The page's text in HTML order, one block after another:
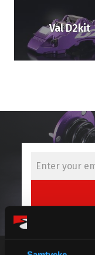
Val D2kit
Your personal